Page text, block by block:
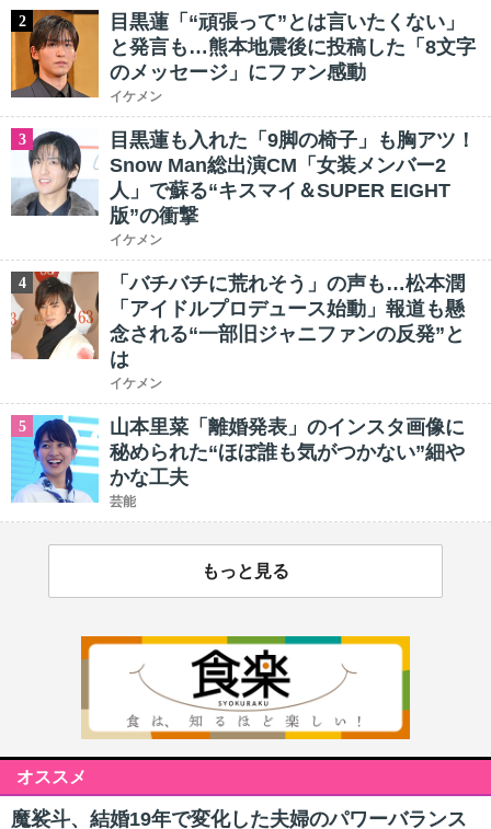
2
目黒蓮「“頑張って”とは言いたくない」
と発言も…熊本地震後に投稿した「8文字
のメッセージ」にファン感動
イケメン
3
目黒蓮も入れた「9脚の椅子」も胸アツ！
Snow Man総出演CM「女装メンバー2
人」で蘇る“キスマイ＆SUPER EIGHT
版”の衝撃
イケメン
4
「バチバチに荒れそう」の声も…松本潤
「アイドルプロデュース始動」報道も懸
念される“一部旧ジャニファンの反発”と
は
イケメン
5
山本里菜「離婚発表」のインスタ画像に
秘められた“ほぼ誰も気がつかない”細や
かな工夫
芸能
もっと見る
オススメ
魔裟斗、結婚19年で変化した夫婦のパワーバランス